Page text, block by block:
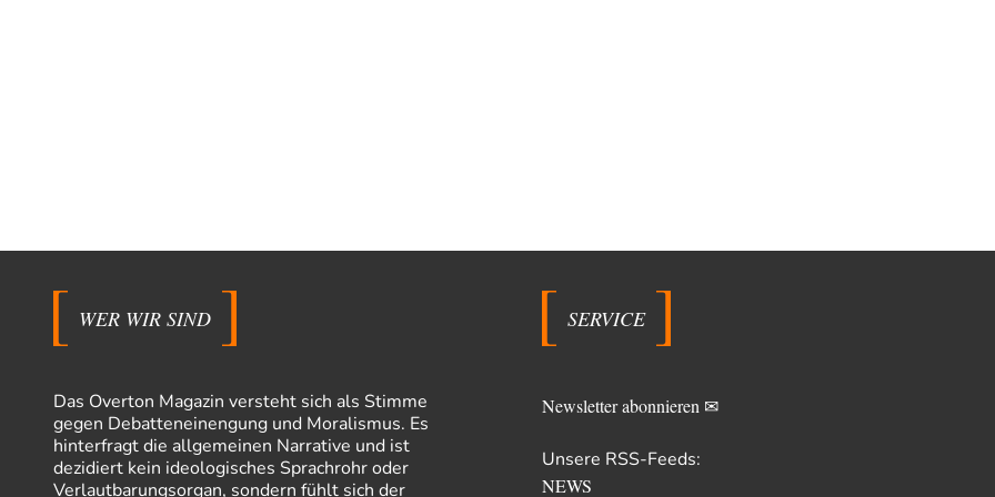
WER WIR SIND
Das Overton Magazin versteht sich als Stimme
gegen Debatteneinengung und Moralismus. Es
hinterfragt die allgemeinen Narrative und ist
dezidiert kein ideologisches Sprachrohr oder
Verlautbarungsorgan, sondern fühlt sich der
SERVICE
Newsletter abonnieren ✉
Unsere RSS-Feeds:
NEWS